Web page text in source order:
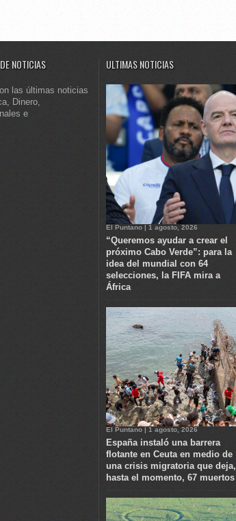
NOTICIAS
las últimas noticias
Dinero,
e
ULTIMAS NOTICIAS
El Puntano | 1 agosto, 2026
“Queremos ayudar a crear el
próximo Cabo Verde”: para la
idea del mundial con 64
selecciones, la FIFA mira a
África
El Puntano | 1 agosto, 2026
España instaló una barrera
flotante en Ceuta en medio de
una crisis migratoria que deja,
hasta el momento, 67 muertos